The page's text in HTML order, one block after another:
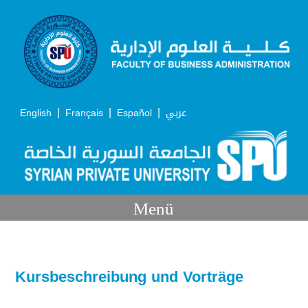
English | Français | Español | عربي
Menü
Kursbeschreibung und Vorträge